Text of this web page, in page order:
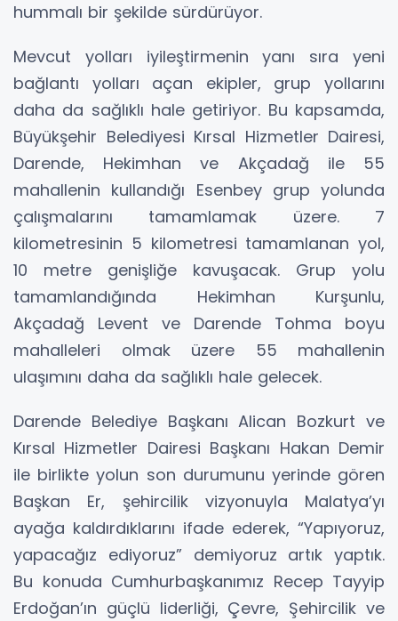
hummalı bir şekilde sürdürüyor.
Mevcut yolları iyileştirmenin yanı sıra yeni
bağlantı yolları açan ekipler, grup yollarını
daha da sağlıklı hale getiriyor. Bu kapsamda,
Büyükşehir Belediyesi Kırsal Hizmetler Dairesi,
Darende, Hekimhan ve Akçadağ ile 55
mahallenin kullandığı Esenbey grup yolunda
çalışmalarını tamamlamak üzere. 7
kilometresinin 5 kilometresi tamamlanan yol,
10 metre genişliğe kavuşacak. Grup yolu
tamamlandığında Hekimhan Kurşunlu,
Akçadağ Levent ve Darende Tohma boyu
mahalleleri olmak üzere 55 mahallenin
ulaşımını daha da sağlıklı hale gelecek.
Darende Belediye Başkanı Alican Bozkurt ve
Kırsal Hizmetler Dairesi Başkanı Hakan Demir
ile birlikte yolun son durumunu yerinde gören
Başkan Er, şehircilik vizyonuyla Malatya’yı
ayağa kaldırdıklarını ifade ederek, “Yapıyoruz,
yapacağız ediyoruz” demiyoruz artık yaptık.
Bu konuda Cumhurbaşkanımız Recep Tayyip
Erdoğan’ın güçlü liderliği, Çevre, Şehircilik ve